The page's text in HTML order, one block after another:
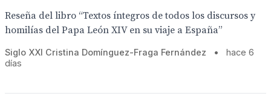
Reseña del libro “Textos íntegros de todos los discursos y
homilías del Papa León XIV en su viaje a España”
Siglo XXI Cristina Domínguez-Fraga Fernández •
hace 6
días